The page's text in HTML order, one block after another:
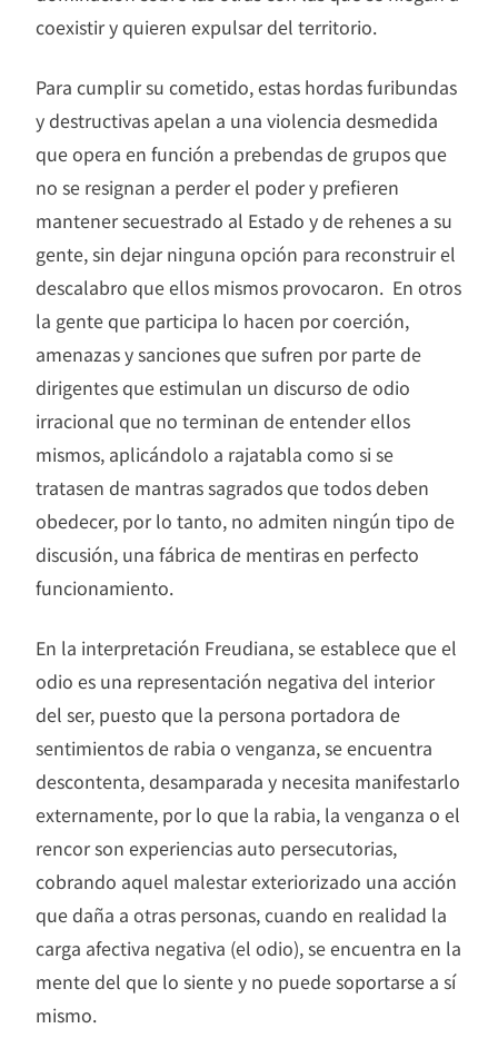
coexistir y quieren expulsar del territorio.
Para cumplir su cometido, estas hordas furibundas
y destructivas apelan a una violencia desmedida
que opera en función a prebendas de grupos que
no se resignan a perder el poder y prefieren
mantener secuestrado al Estado y de rehenes a su
gente, sin dejar ninguna opción para reconstruir el
descalabro que ellos mismos provocaron. En otros
la gente que participa lo hacen por coerción,
amenazas y sanciones que sufren por parte de
dirigentes que estimulan un discurso de odio
irracional que no terminan de entender ellos
mismos, aplicándolo a rajatabla como si se
tratasen de mantras sagrados que todos deben
obedecer, por lo tanto, no admiten ningún tipo de
discusión, una fábrica de mentiras en perfecto
funcionamiento.
En la interpretación Freudiana, se establece que el
odio es una representación negativa del interior
del ser, puesto que la persona portadora de
sentimientos de rabia o venganza, se encuentra
descontenta, desamparada y necesita manifestarlo
externamente, por lo que la rabia, la venganza o el
rencor son experiencias auto persecutorias,
cobrando aquel malestar exteriorizado una acción
que daña a otras personas, cuando en realidad la
carga afectiva negativa (el odio), se encuentra en la
mente del que lo siente y no puede soportarse a sí
mismo.